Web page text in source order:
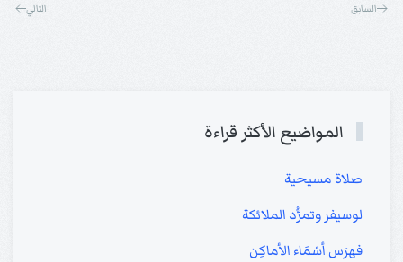
السابق التالي
المواضيع الأكثر قراءة
صلاة مسيحية
لوسيفر وتمرُّد الملائكة
فهرَس أسْمَاء الأماكِن